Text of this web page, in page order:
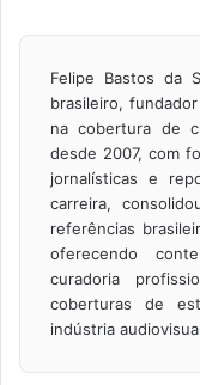
Felipe Bastos da
brasileiro,
na cobertura de
desde 2007, com
jornalísticas e
carreira,
referências
oferecendo
curadoria
coberturas de
indústria